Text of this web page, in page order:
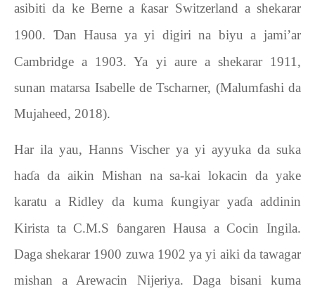
asibiti da ke Berne a ƙasar Switzerland a shekarar
1900. Ɗan Hausa ya yi digiri na biyu a jami’ar
Cambridge a 1903. Ya yi aure a shekarar 1911,
sunan matarsa Isabelle de Tscharner, (Malumfashi da
Mujaheed, 2018).
Har ila yau, Hanns Vischerya yi ayyuka da suka
haɗa da aikin Mishan na sa-kai lokacin da yake
karatu a Ridley da kuma ƙungiyar yaɗa addinin
Kirista ta C.M.S ɓangaren Hausa a Cocin Ingila.
Daga shekarar 1900 zuwa 1902 ya yi aiki da tawagar
mishan a Arewacin Nijeriya. Daga bisani kuma